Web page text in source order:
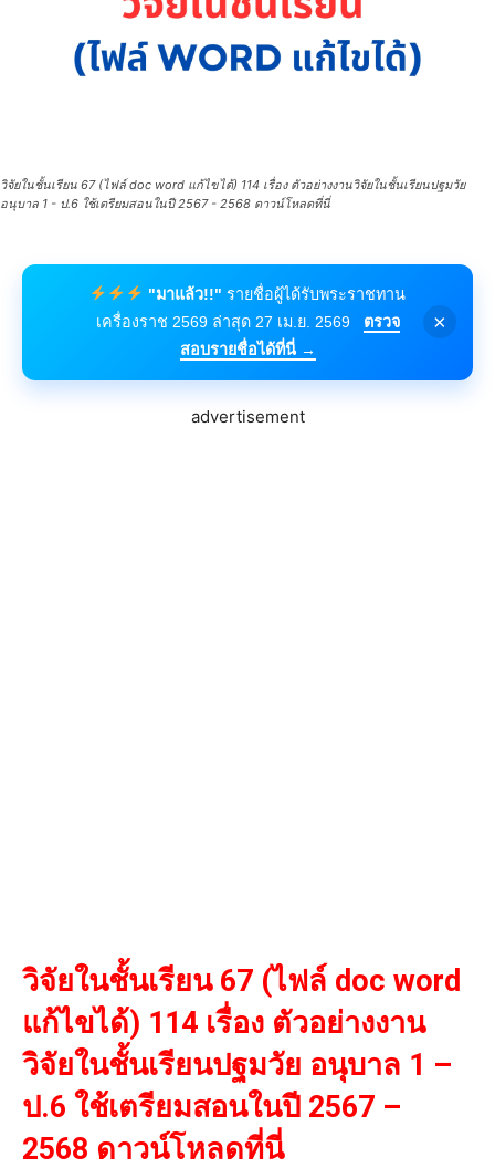
วิจัยในชั้นเรียน 67 (ไฟล์ doc word แก้ไขได้) 114 เรื่อง ตัวอย่างงานวิจัยในชั้นเรียนปฐมวัย
อนุบาล 1 - ป.6 ใช้เตรียมสอนในปี 2567 - 2568 ดาวน์โหลดที่นี่
"มาแล้ว!!" รายชื่อผู้ได้รับพระราชทาน
เครื่องราช 2569 ล่าสุด 27 เม.ย. 2569
ตรวจ
สอบรายชื่อได้ที่นี่ →
×
advertisement
วิจัยในชั้นเรียน 67 (ไฟล์ doc word
แก้ไขได้) 114 เรื่อง ตัวอย่างงาน
วิจัยในชั้นเรียนปฐมวัย อนุบาล 1 –
ป.6 ใช้เตรียมสอนในปี 2567 –
2568 ดาวน์โหลดที่นี่